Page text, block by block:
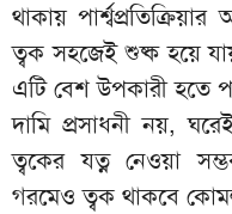
থাকায়
ত্বক সহজেই শুষ্ক হয়ে
এটি বেশ উপকারী হতে
দামি প্রসাধনী নয়,
ত্বকের যত্ন নেওয়া
গরমেও ত্বক থাকবে